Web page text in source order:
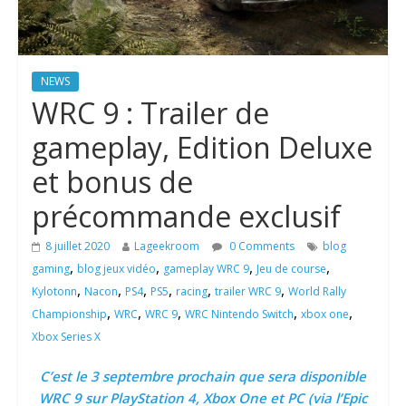
NEWS
WRC 9 : Trailer de
gameplay, Edition Deluxe
et bonus de
précommande exclusif
8 juillet 2020 Lageekroom 0 Comments
blog
gaming, blog jeux vidéo, gameplay WRC 9, Jeu de course,
Kylotonn, Nacon, PS4, PS5, racing, trailer WRC 9, World Rally
Championship, WRC, WRC 9, WRC Nintendo Switch, xbox one,
Xbox Series X
C’est le 3 septembre prochain que sera disponible
WRC 9 sur PlayStation 4, Xbox One et PC (via l’Epic